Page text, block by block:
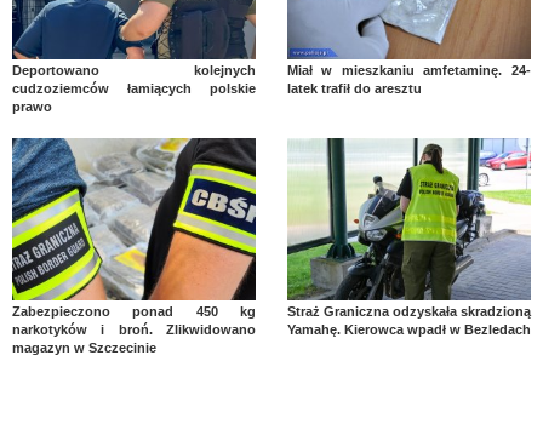
Deportowano kolejnych
cudzoziemców łamiących polskie
prawo
Miał w mieszkaniu amfetaminę. 24-
latek trafił do aresztu
Zabezpieczono ponad 450 kg
narkotyków i broń. Zlikwidowano
magazyn w Szczecinie
Straż Graniczna odzyskała skradzioną
Yamahę. Kierowca wpadł w Bezledach